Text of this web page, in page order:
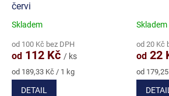
červi
Průměrné
produktu
je
5,0
z
Skladem
od 100 Kč bez DPH
od 112 Kč / ks
Měrná
cena:
od 189,33 Kč / 1 kg
DETAIL
Průměrné
produktu
je
5,0
z
Skladem
od 20 Kč
od 22
Měrná
cena:
od